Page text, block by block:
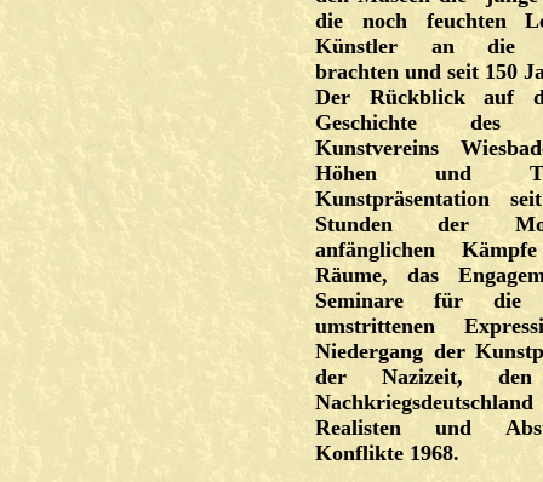
die noch feuchten
Künstler an die
brachten und seit 150
Der Rückblick auf
Geschichte des
Kunstvereins
Höhen und
Kunstpräsentation
Stunden der
anfänglichen
Räume, das
Seminare für die
umstrittenen
Niedergang der
der Nazizeit,
Realisten und
Konflikte 1968.